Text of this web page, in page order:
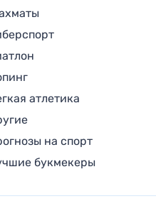
атлетика
на спорт
букмекеры